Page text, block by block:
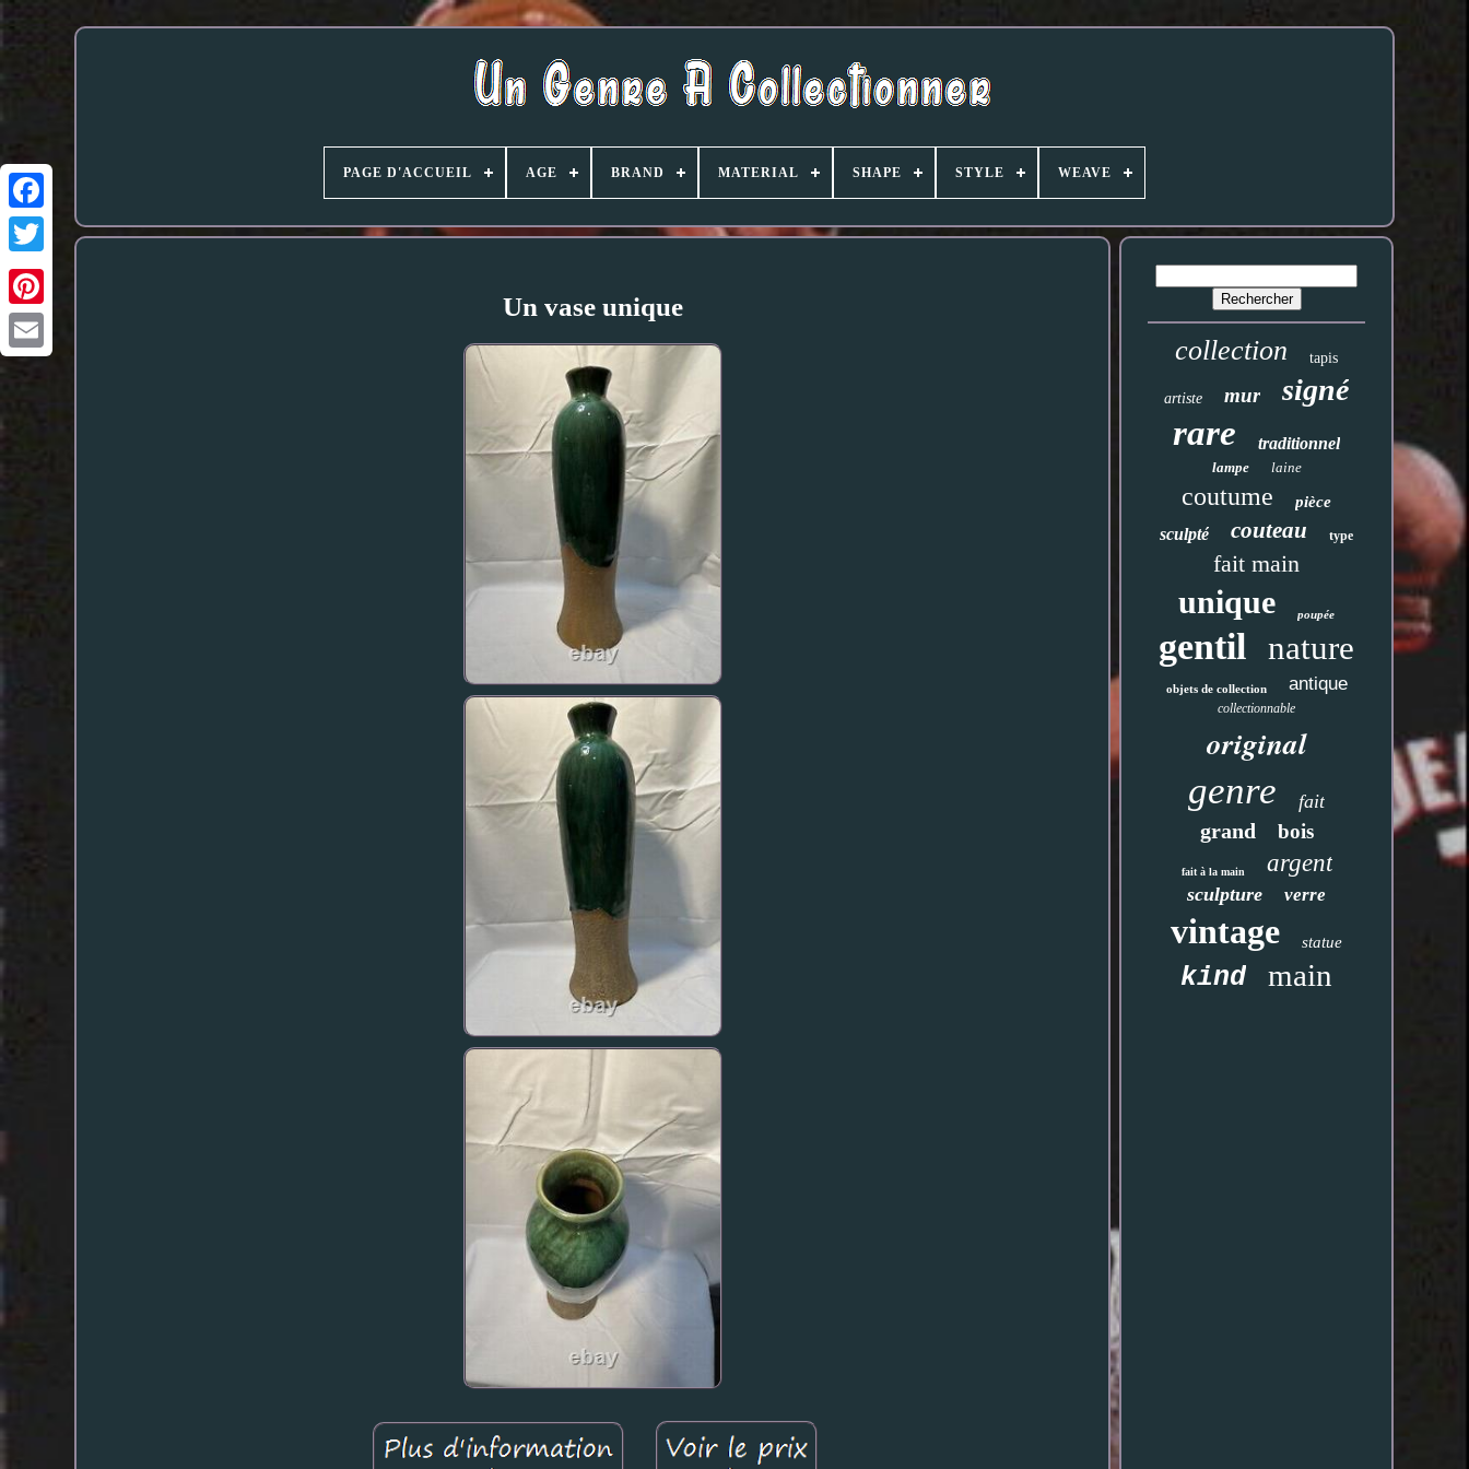
PAGE D'ACCUEIL AGE BRAND MATERIAL SHAPE STYLE WEAVE
Un vase unique
collection tapis
artiste mur signé
rare traditionnel
lampe laine
coutume pièce
sculpté couteau type
fait main
unique poupée
gentil nature
objets de collection antique
collectionnable
original
genre fait
grand bois
fait à la main argent
sculpture verre
vintage statue
kind main